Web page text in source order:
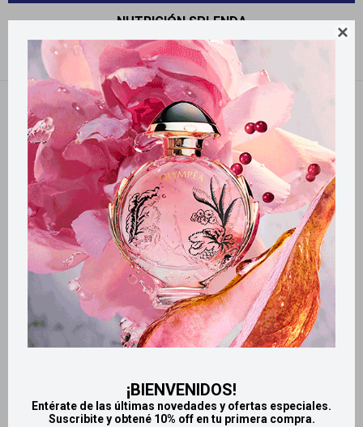

¡BIENVENIDOS!
Entérate de las últimas novedades y ofertas especiales.
Suscribite y obtené 10% off en tu primera compra.
NUTRICIÓN SPLENDA
Filtrando por: Nutrición Splenda Quitar filtros
LlegaHOY
2 HS
Splenda stevia líquido 60 ml -
Sucralosa
$ 305